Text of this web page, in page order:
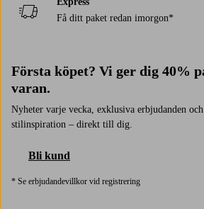
Få ditt paket redan imorgon*
Första köpet? Vi ger dig 40%
varan.
Nyheter varje vecka, exklusiva erbjudanden
stilinspiration – direkt till dig.
Bli kund
* Se erbjudandevillkor vid registrering